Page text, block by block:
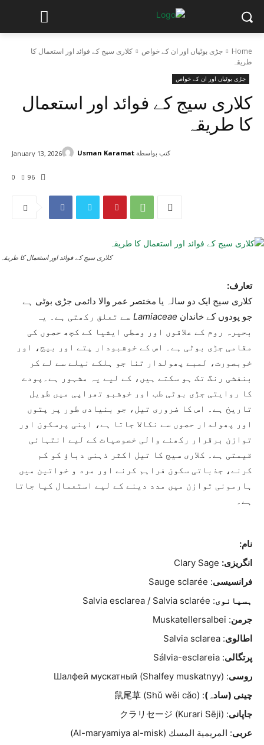
Home جڑی بوٹیاں اور ان کے خواص
کلاری سیج کے فوائد اور استعمال کا
طریقہ
جڑی بوٹیاں اور ان کے خواص
کلاری سیج کے فوائد اور استعمال
کا طریقہ
0 96
January 13, 2026 كتب بواسطة Usman Karamat
کلاری سیج کے فوائد اور استعمال کا طریقہ
تعارف:
کلاری سیج ایک دو سالہ یا مختصر عمر والا دائمی جڑی بوٹی ہے
جو پودوں کے خاندان Lamiaceae سے تعلق رکھتی ہے۔ یہ
بحیرہ روم کے علاقوں اور وسطی ایشیا کے کچھ حصوں کی
مقامی جڑی بوٹی ہے۔ اس کے خوشبودار پتے اور بیج، اور
خوبصورت، لمبے پھولدار تنا جو ہلکے نیلے سے لے کر
بنفشی رنگ تک ہو سکتے ہیں، کے لیے یہ مشہور ہے۔پودے
کا روایتی جڑی بوٹی طب اور خوشبو تھراپی میں طویل
تاریخ ہے۔ اس کا ضروری تیل، جو بنیادی طور پر پتوں
اور پھولدار حصوں سے نکالا جاتا ہے، اپنی پرسکون اور
توازن برقرار رکھنے والی خصوصیات کے لیے انتہائی
قیمتی ہے۔ کلاری سیج کا تیل اکثر ذہنی دباؤ کو کم
کرنے، جذباتی سکون فراہم کرنے اور مرد و خواتین میں
ہارمونی توازن میں مدد دینے کے لیے استعمال کیا جاتا
ہے۔
نام:
انگریزی:
فرانسیسی: Sauge sclarée
ہسپانوی: Salvia esclarea / Salvia sclarée
جرمن: Muskatellersalbei
اطالوی: Salvia sclarea
پرتگالی: Sálvia-esclareia
روسی: Шалфей мускатный (Shalfey muskatnyy)
چینی (سادہ): 鼠尾草 (Shǔ wěi cǎo)
جاپانی: クラリセージ (Kurari Sēji)
عربی: المريمية المسك (Al-maryamiya al-misk)